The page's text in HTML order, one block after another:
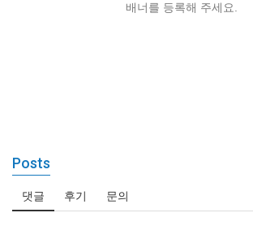
배너를 등록해 주세요.
Posts
댓글 후기 문의